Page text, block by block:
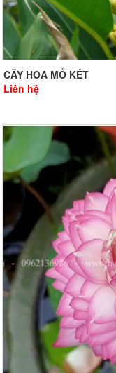
CÂY HOA MỎ KÉT
Liên hệ